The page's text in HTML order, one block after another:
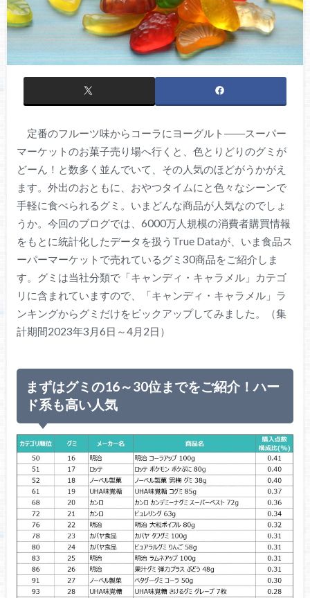
定番のフルーツ味からコーラにヨーグルト――スーパー
マーケットのお菓子売り場へ行くと、色とりどりのグミが
どーん！と数多く並んでいて、その人気のほどがうかがえ
ます。外出のおともに、おやつタイムにと色々なシーンで
手軽に食べられるグミ。いまどんな商品が人気なのでしょ
うか。今回のブログでは、6000万人規模の消費者購買情報
をもとに統計化したデータを扱うTrue Dataが、いま食品ス
ーパーマーケットで売れているグミ30商品をご紹介しま
す。グミは当社分類で「キャンディ・キャラメル」カテゴ
リに含まれていますので、「キャンディ・キャラメル」ラ
ンキングからグミだけをピックアップしてみました。（集
計期間2023年3月6日～4月2日）
まずはグミの16～30位までをご紹介！ハー
ド系も高い人気